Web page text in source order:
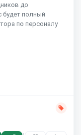
до
будет полный
по персоналу